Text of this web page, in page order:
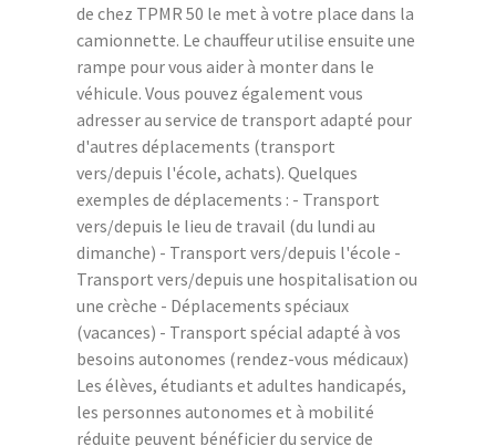
de chez TPMR 50 le met à votre place dans la
camionnette. Le chauffeur utilise ensuite une
rampe pour vous aider à monter dans le
véhicule. Vous pouvez également vous
adresser au service de transport adapté pour
d'autres déplacements (transport
vers/depuis l'école, achats). Quelques
exemples de déplacements : - Transport
vers/depuis le lieu de travail (du lundi au
dimanche) - Transport vers/depuis l'école -
Transport vers/depuis une hospitalisation ou
une crèche - Déplacements spéciaux
(vacances) - Transport spécial adapté à vos
besoins autonomes (rendez-vous médicaux)
Les élèves, étudiants et adultes handicapés,
les personnes autonomes et à mobilité
réduite peuvent bénéficier du service de